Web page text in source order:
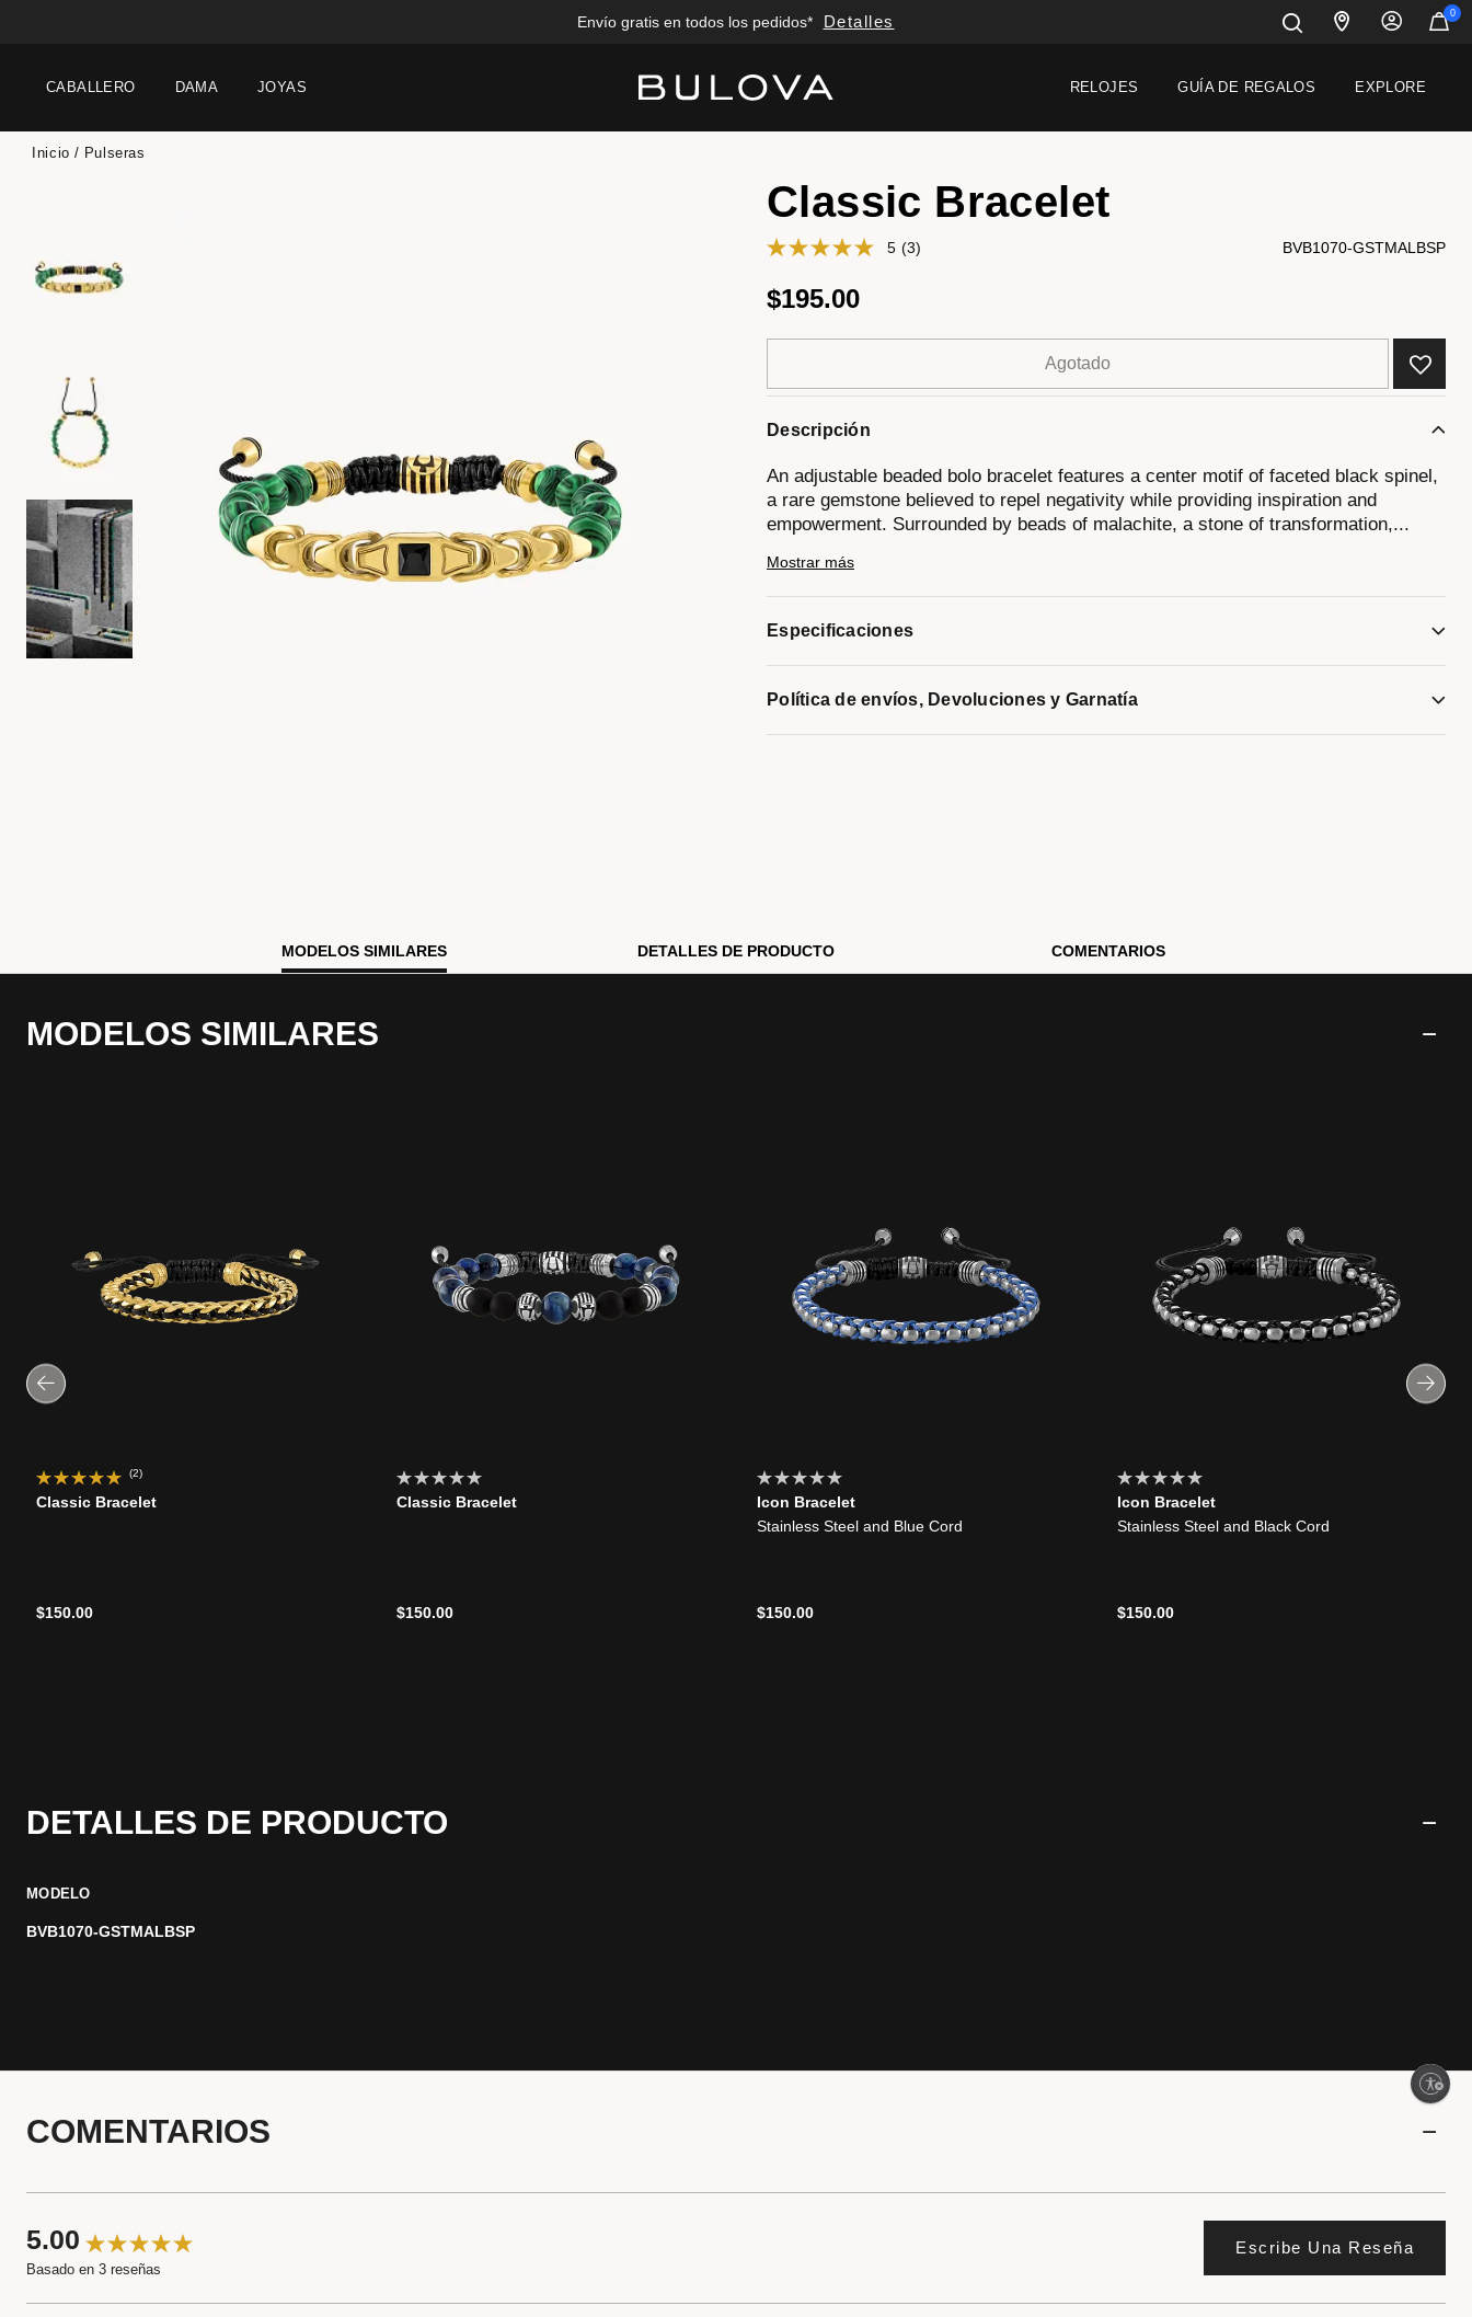
Envío gratis en todos los pedidos* Detalles
CABALLERO DAMA JOYAS RELOJES GUÍA DE REGALOS EXPLORE
0
Inicio Pulseras
Classic Bracelet
5 (3) BVB1070-GSTMALBSP
$195.00
Agotado
Descripción
An adjustable beaded bolo bracelet features a center motif of faceted black spinel,
a rare gemstone believed to repel negativity while providing inspiration and
empowerment. Surrounded by beads of malachite, a stone of transformation,...
striped accent beads in back, both in gold-tone stainless steel. Black cord with an
etched logo sliding clasp adjusts easily for a comfortable fit. Adjustable to fit wrists
7" to 12". 8MM beads.
Modelo #:BVB1070-GSTMALBSP
Mostrar más
Especificaciones
Política de envíos, Devoluciones y Garnatía
MODELOS SIMILARES DETALLES DE PRODUCTO COMENTARIOS
MODELOS SIMILARES
(2)
Classic Bracelet
$150.00
Classic Bracelet
$150.00
Icon Bracelet
Stainless Steel and Blue Cord
$150.00
Icon Bracelet
Stainless Steel and Black Cord
$150.00
DETALLES DE PRODUCTO
MODELO
BVB1070-GSTMALBSP
COMENTARIOS
5.00
Basado en 3 reseñas
Escribe Una Reseña
Added to Manage Wishlist